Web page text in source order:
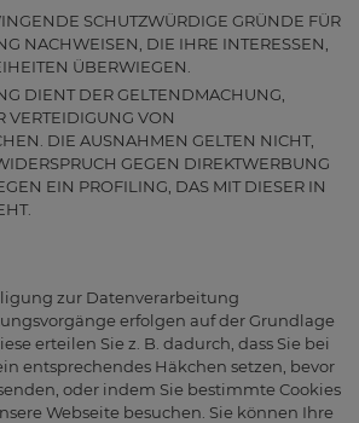
SCHUTZWÜRDIGE GRÜNDE FÜR
NACHWEISEN, DIE IHRE INTERESSEN,
ÜBERWIEGEN.
DIENT DER GELTENDMACHUNG,
VERTEIDIGUNG VON
DIE AUSNAHMEN GELTEN NICHT,
GEGEN DIREKTWERBUNG
EIN PROFILING, DAS MIT DIESER IN
zur Datenverarbeitung
erfolgen auf der Grundlage
erteilen Sie z. B. dadurch, dass Sie bei
entsprechendes Häkchen setzen, bevor
oder indem Sie bestimmte Cookies
Webseite besuchen. Sie können Ihre